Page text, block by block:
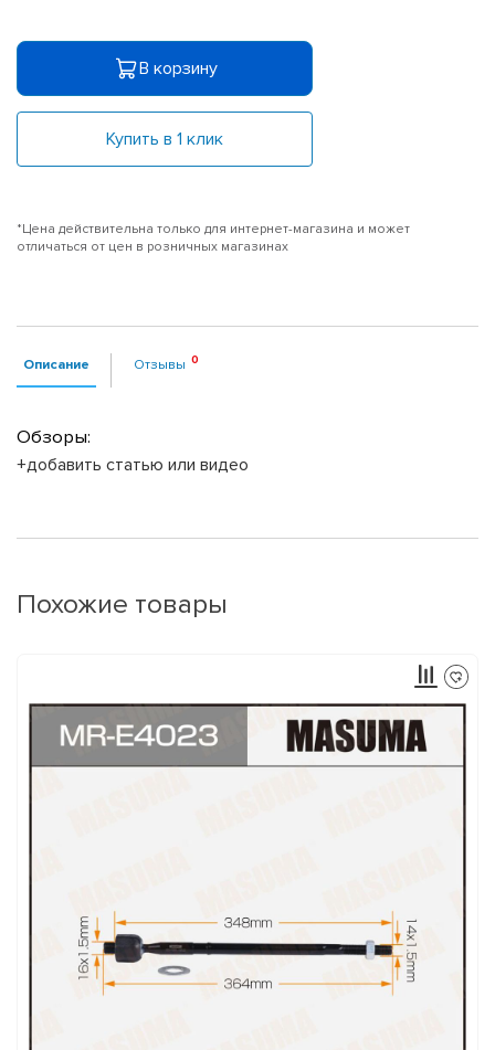
В корзину
Купить в 1 клик
*Цена действительна только для интернет-магазина и может
отличаться от цен в розничных магазинах
Описание Отзывы
Обзоры:
+добавить статью или видео
Похожие товары